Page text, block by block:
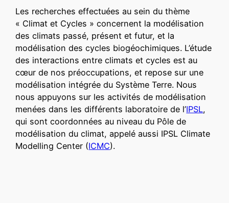
Les recherches effectuées au sein du thème
« Climat et Cycles » concernent la modélisation
des climats passé, présent et futur, et la
modélisation des cycles biogéochimiques. L’étude
des interactions entre climats et cycles est au
cœur de nos préoccupations, et repose sur une
modélisation intégrée du Système Terre. Nous
nous appuyons sur les activités de modélisation
menées dans les différents laboratoire de l’IPSL,
qui sont coordonnées au niveau du Pôle de
modélisation du climat, appelé aussi IPSL Climate
Modelling Center (ICMC).